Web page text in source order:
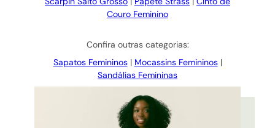
Couro Feminino
Confira outras categorias:
Sapatos Femininos| Mocassins Femininos|
Sandálias Femininas